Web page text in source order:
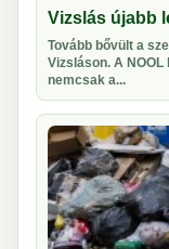
Vizslás újabb
Tovább bővült a
Vizsláson. A
nemcsak a...